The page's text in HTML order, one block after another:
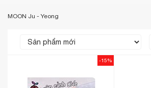
MOON Ju - Yeong
-15%